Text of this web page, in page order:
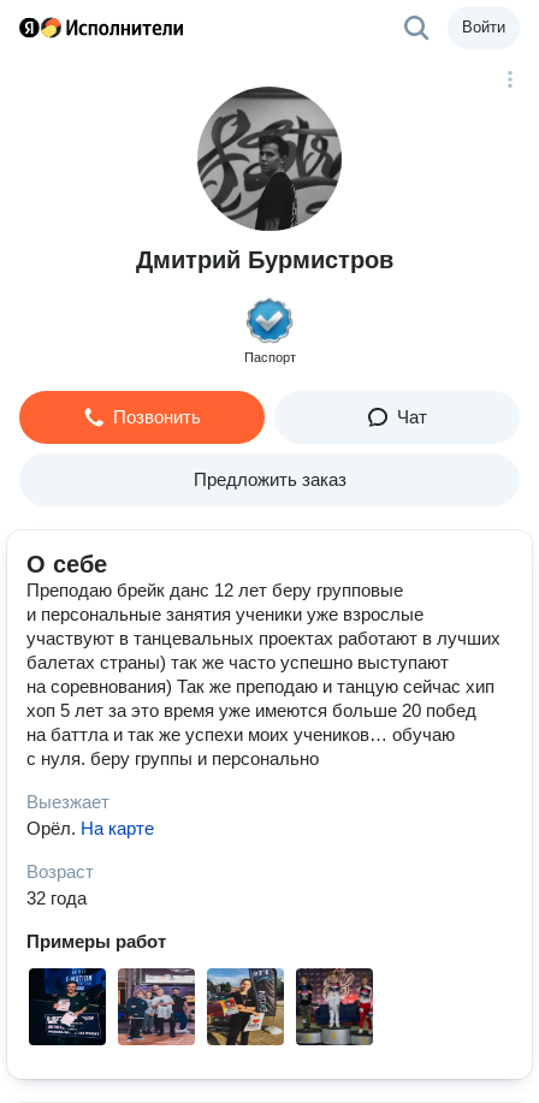
Войти
Дмитрий Бурмистров
Паспорт
Позвонить Чат
Предложить заказ
О себе
Преподаю брейк данс 12 лет беру групповые
и персональные занятия ученики уже взрослые
участвуют в танцевальных проектах работают в лучших
балетах страны) так же часто успешно выступают
на соревнования) Так же преподаю и танцую сейчас хип
хоп 5 лет за это время уже имеются больше 20 побед
на баттла и так же успехи моих учеников… обучаю
с нуля. беру группы и персонально
Выезжает
Орёл. На карте
Возраст
32 года
Примеры работ